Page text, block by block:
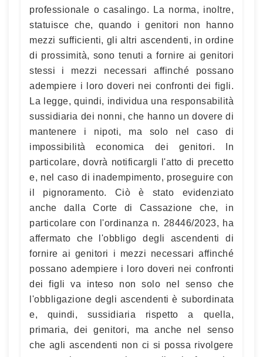
professionale o casalingo. La norma, inoltre,
statuisce che, quando i genitori non hanno
mezzi sufficienti, gli altri ascendenti, in ordine
di prossimità, sono tenuti a fornire ai genitori
stessi i mezzi necessari affinché possano
adempiere i loro doveri nei confronti dei figli.
La legge, quindi, individua una responsabilità
sussidiaria dei nonni, che hanno un dovere di
mantenere i nipoti, ma solo nel caso di
impossibilità economica dei genitori. In
particolare, dovrà notificargli l'atto di precetto
e, nel caso di inadempimento, proseguire con
il pignoramento. Ciò è stato evidenziato
anche dalla Corte di Cassazione che, in
particolare con l'ordinanza n. 28446/2023, ha
affermato che l'obbligo degli ascendenti di
fornire ai genitori i mezzi necessari affinché
possano adempiere i loro doveri nei confronti
dei figli va inteso non solo nel senso che
l'obbligazione degli ascendenti è subordinata
e, quindi, sussidiaria rispetto a quella,
primaria, dei genitori, ma anche nel senso
che agli ascendenti non ci si possa rivolgere